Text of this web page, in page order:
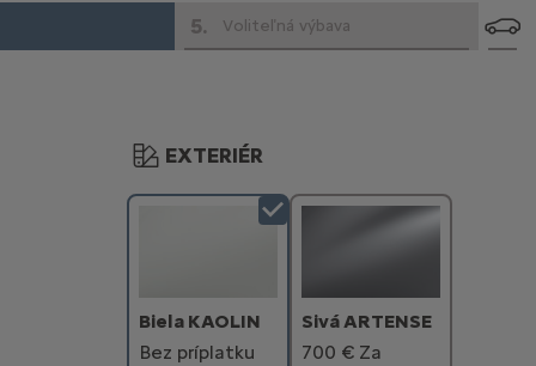
5. Voliteľná výbava
EXTERIÉR
Biela KAOLIN
Bez príplatku
Sivá ARTENSE
700 € Za